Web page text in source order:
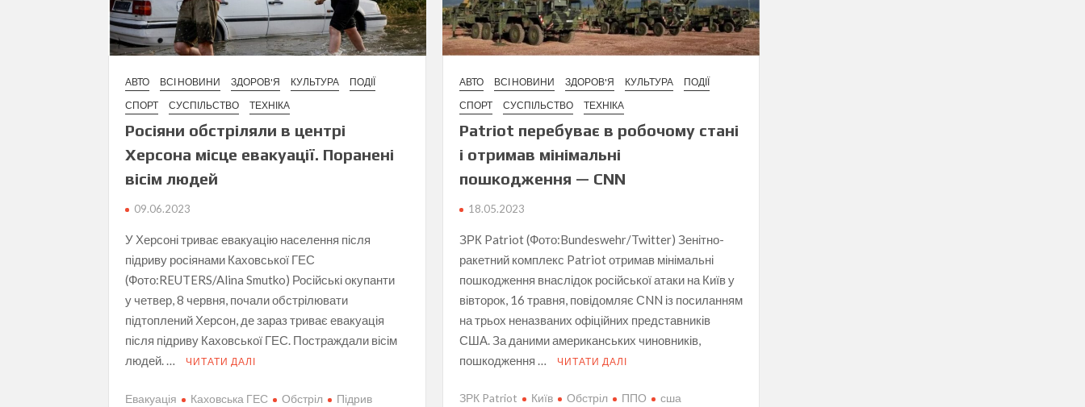
АВТО ВСІ НОВИНИ ЗДОРОВ'Я КУЛЬТУРА
ПОДІЇ
СПОРТ
СУСПІЛЬСТВО ТЕХНІКА
Росіяни обстріляли в центрі
Херсона місце евакуації. Поранені
вісім людей
09.06.2023
У Херсоні триває евакуацію населення після
підриву росіянами Каховської ГЕС
(Фото:REUTERS/Alina Smutko) Російські окупанти
у четвер, 8 червня, почали обстрілювати
підтоплений Херсон, де зараз триває евакуація
після підриву Каховської ГЕС. Постраждали вісім
людей. …
ЧИТАТИ ДАЛІ
Евакуація Каховська ГЕС Обстріл Підрив
АВТО ВСІ НОВИНИ ЗДОРОВ'Я КУЛЬТУРА
ПОДІЇ
СПОРТ
СУСПІЛЬСТВО ТЕХНІКА
Patriot перебуває в робочому стані
і отримав мінімальні
пошкодження — СNN
18.05.2023
ЗРК Patriot (Фото:Bundeswehr/Twitter) Зенітно-
ракетний комплекс Patriot отримав мінімальні
пошкодження внаслідок російської атаки на Київ у
вівторок, 16 травня, повідомляє СNN із посиланням
на трьох неназваних офіційних представників
США. За даними американських чиновників,
пошкодження …
ЧИТАТИ ДАЛІ
ЗРК Patriot Київ Обстріл ППО сша